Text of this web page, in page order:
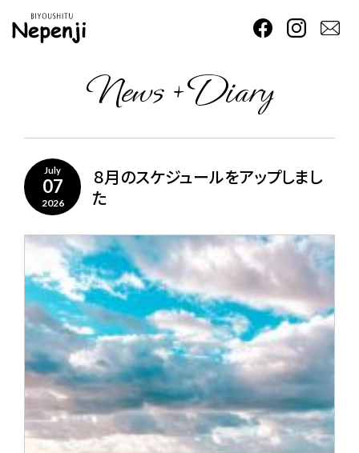
News + Diary
July
07
2026
８月のスケジュールをアップしまし
た